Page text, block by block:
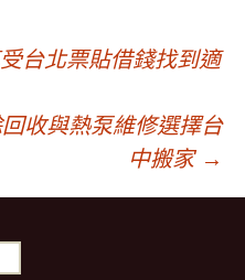
台北票貼借錢找到適
收與熱泵維修選擇台
中搬家 →